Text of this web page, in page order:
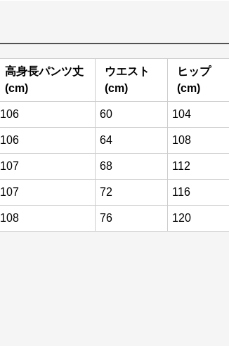
高身長パンツ丈
(cm)
ウエスト
(cm)
ヒップ
(cm)
106 60 104
106 64 108
107 68 112
107 72 116
108 76 120